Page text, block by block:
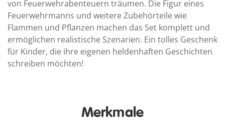
von Feuerwehrabenteuern träumen. Die Figur eines
Feuerwehrmanns und weitere Zubehörteile wie
Flammen und Pflanzen machen das Set komplett und
ermöglichen realistische Szenarien. Ein tolles Geschenk
für Kinder, die ihre eigenen heldenhaften Geschichten
schreiben möchten!
Merkmale